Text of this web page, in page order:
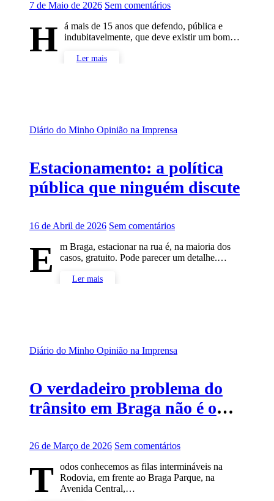
7 de Maio de 2026 Sem comentários
H
á mais de 15 anos que defendo, pública e
indubitavelmente, que deve existir um bom…
Ler mais
Diário do Minho Opinião na Imprensa
Estacionamento: a política
pública que ninguém discute
16 de Abril de 2026 Sem comentários
E
m Braga, estacionar na rua é, na maioria dos
casos, gratuito. Pode parecer um detalhe.…
Ler mais
Diário do Minho Opinião na Imprensa
O verdadeiro problema do
trânsito em Braga não é o
26 de Março de 2026 Sem comentários
T odos conhecemos as filas intermináveis na
Rodovia, em frente ao Braga Parque, na
Avenida Central,…